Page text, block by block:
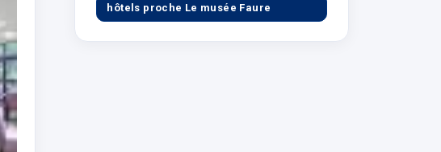
hôtels proche Le musée Faure